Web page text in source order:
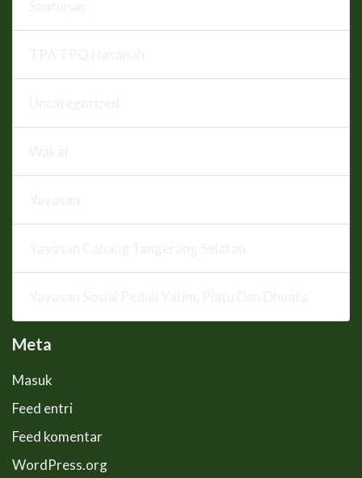
Meta
Masuk
Feed entri
Feed komentar
WordPress.org